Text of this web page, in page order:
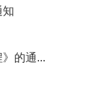
知
的通...